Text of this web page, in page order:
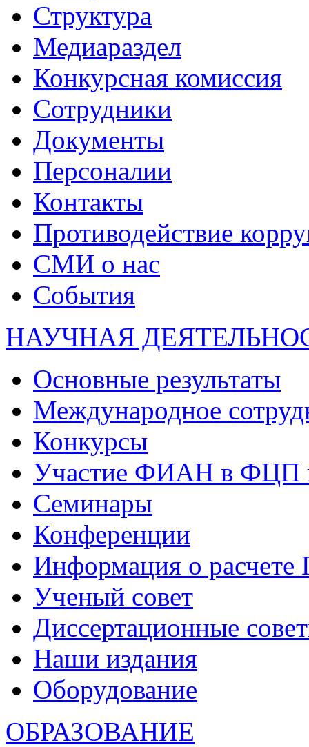
Структура
Медиараздел
Конкурсная комиссия
Сотрудники
Документы
Персоналии
Контакты
Противодействие
СМИ о нас
События
НАУЧНАЯ
Основные результаты
Международное
Конкурсы
Участие ФИАН в ФЦП
Семинары
Конференции
Информация о
Ученый совет
Диссертационные
Наши издания
Оборудование
ОБРАЗОВАНИЕ